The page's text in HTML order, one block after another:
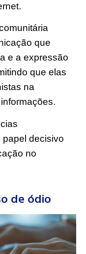
que
e a expressão
que elas
na
decisivo
no
de ódio